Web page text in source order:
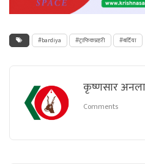
#bardiya #ट्राफिकप्रहरी #बर्दिया
कृष्णसार
Comments